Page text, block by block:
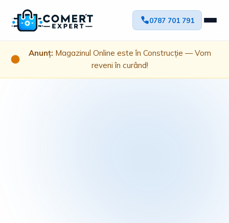
0787 701 791
Anunț: Magazinul Online este în Construcție — Vom
reveni în curând!